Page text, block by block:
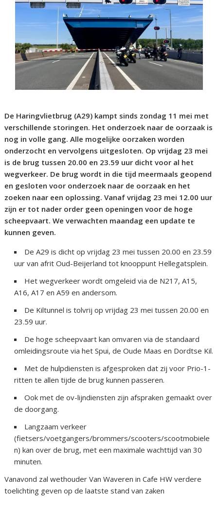
De Haringvlietbrug (A29) kampt sinds zondag 11 mei met
verschillende storingen. Het onderzoek naar de oorzaak is
nog in volle gang. Alle mogelijke oorzaken worden
onderzocht en vervolgens uitgesloten. Op vrijdag 23 mei
is de brug tussen 20.00 en 23.59 uur dicht voor al het
wegverkeer. De brug wordt in die tijd meermaals geopend
en gesloten voor onderzoek naar de oorzaak en het
zoeken naar een oplossing. Vanaf vrijdag 23 mei 12.00 uur
zijn er tot nader order geen openingen voor de hoge
scheepvaart. We verwachten maandag een update te
kunnen geven.
De A29 is dicht op vrijdag 23 mei tussen 20.00 en 23.59
uur van afrit Oud-Beijerland tot knooppunt Hellegatsplein.
Het wegverkeer wordt omgeleid via de N217, A15,
A16, A17 en A59 en andersom.
De Kiltunnel is tolvrij op vrijdag 23 mei tussen 20.00 en
23.59 uur.
De hoge scheepvaart kan omvaren via de standaard
omleidingsroute via het Spui, de Oude Maas en Dordtse Kil.
Met de hulpdiensten is afgesproken dat zij voor Prio-1-
ritten te allen tijde de brug kunnen passeren.
Ook met de ov-lijndiensten zijn afspraken gemaakt over
de doorgang.
Langzaam verkeer
(fietsers/voetgangers/brommers/scooters/scootmobiele
n) kan over de brug, met een maximale wachttijd van 30
minuten.
Vanavond zal wethouder Van Waveren in Cafe HW verdere
toelichting geven op de laatste stand van zaken